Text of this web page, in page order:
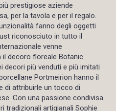
prestigiose aziende
per la tavola e per il regalo.
fanno degli oggetti
riconosciuto in tutto il
venne
decoro floreale Botanic
decori più venduti e più imitati
Portmeirion hanno il
di attribuirle un tocco di
Con una passione condivisa
tradizionali artigianali Sophie